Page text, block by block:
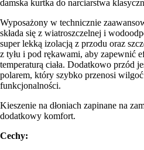
damska kurtka do narciarstwa
Wyposażony w technicznie
składa się z wiatroszczelnej i
super lekką izolacją z przodu oraz
z tyłu i pod rękawami, aby zapewnić
temperaturą ciała. Dodatkowo przód
polarem, który szybko przenosi
funkcjonalności.
Kieszenie na dłoniach zapinane na
dodatkowy komfort.
Cechy: